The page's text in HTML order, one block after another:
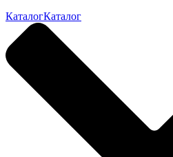
КаталогКаталог